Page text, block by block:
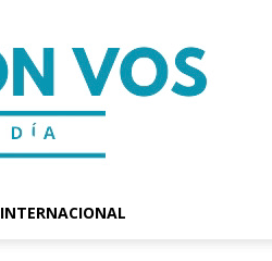
INTERNACIONAL